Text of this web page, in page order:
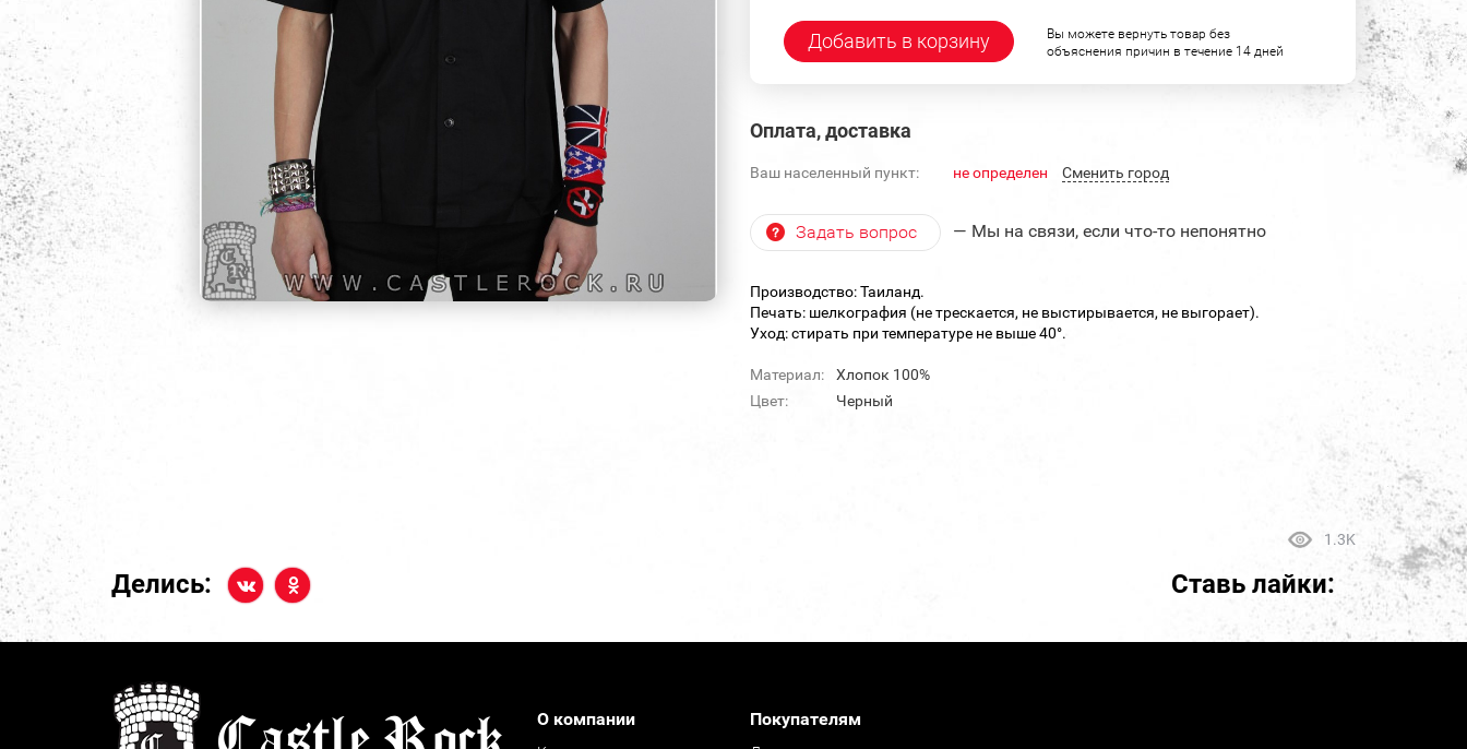
Добавить в корзину
Вы можете вернуть товар без
объяснения причин в течение 14 дней
Оплата, доставка
Ваш населенный пункт: не определен Cменить город
Задать вопрос — Мы на связи, если что-то непонятно
Производство: Таиланд.
Печать: шелкография (не трескается, не выстирывается, не выгорает).
Уход: стирать при температуре не выше 40°.
Материал:
Хлопок 100%
Цвет:
Черный
1.3K
Делись: Ставь лайки:
О компании Покупателям